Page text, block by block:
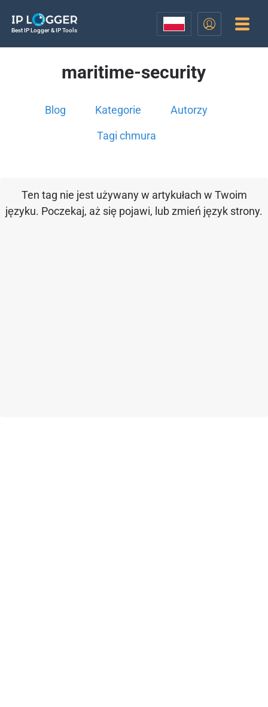
Best IP Logger & IP Tools
maritime-security
Blog Kategorie Autorzy
Tagi chmura